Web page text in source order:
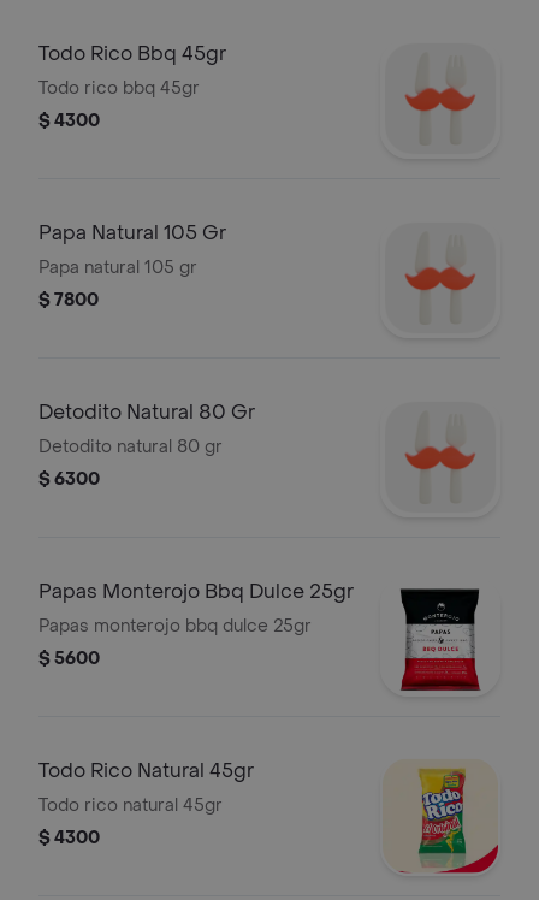
Todo Rico Bbq 45gr
Todo rico bbq 45gr
$ 4300
Papa Natural 105 Gr
Papa natural 105 gr
$ 7800
Detodito Natural 80 Gr
Detodito natural 80 gr
$ 6300
Papas Monterojo Bbq Dulce 25gr
Papas monterojo bbq dulce 25gr
$ 5600
Todo Rico Natural 45gr
Todo rico natural 45gr
$ 4300